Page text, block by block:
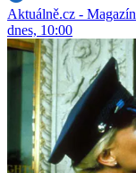
Aktuálně.cz - Magazín
dnes, 10:00